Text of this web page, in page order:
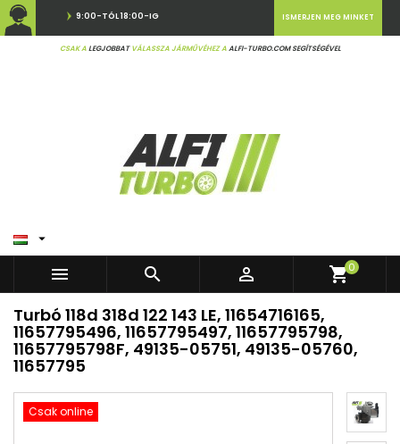
9:00-TÓL 18:00-IG
CSAK ALEGJOBBATVÁLASSZA JÁRMŰVÉHEZ AALFI-TURBO.COM SEGÍTSÉGÉVEL
ISMERJEN MEG MINKET

   shopping_cart0
Turbó 118d 318d 122 143 LE, 11654716165,
11657795496, 11657795497, 11657795798,
11657795798F, 49135-05751, 49135-05760,
11657795
Csak online